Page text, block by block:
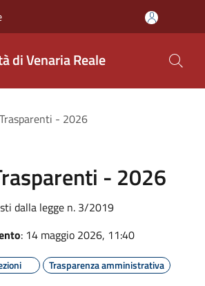
di Venaria Reale
- 2026
- 2026
dalla legge n. 3/2019
: 14 maggio 2026, 11:40
Trasparenza amministrativa